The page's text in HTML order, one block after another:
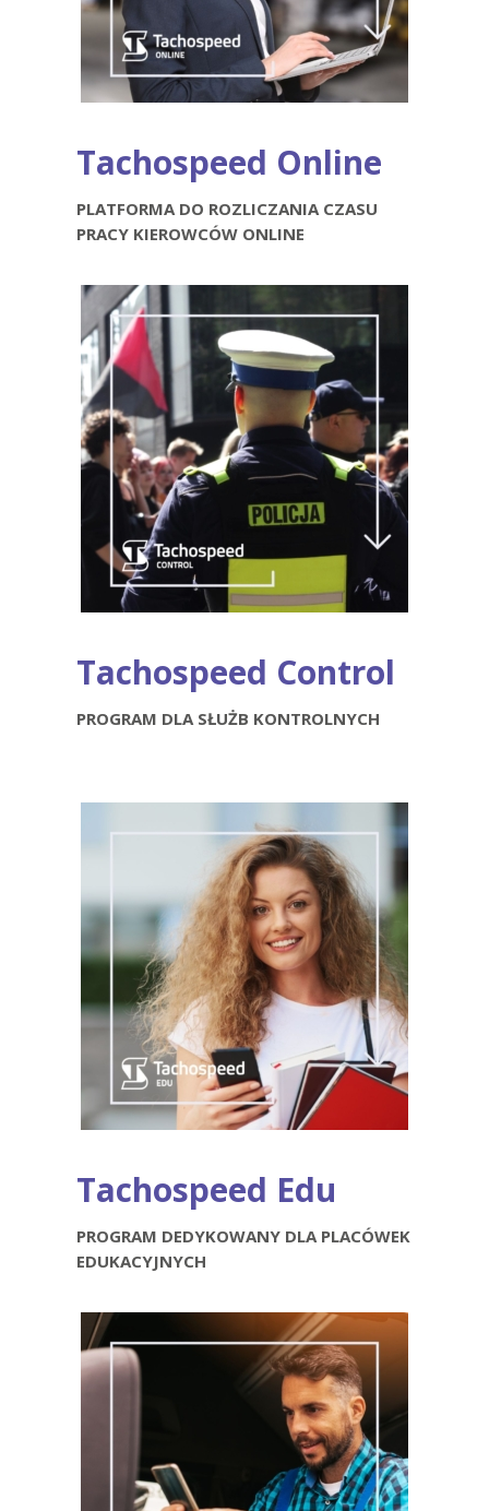
Tachospeed Online
PLATFORMA DO ROZLICZANIA CZASU
PRACY KIEROWCÓW ONLINE
Tachospeed Control
PROGRAM DLA SŁUŻB KONTROLNYCH
Tachospeed Edu
PROGRAM DEDYKOWANY DLA PLACÓWEK
EDUKACYJNYCH